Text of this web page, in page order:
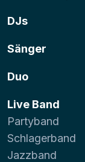
DJs
Sänger
Duo
Live Band
Partyband
Schlagerband
Jazzband